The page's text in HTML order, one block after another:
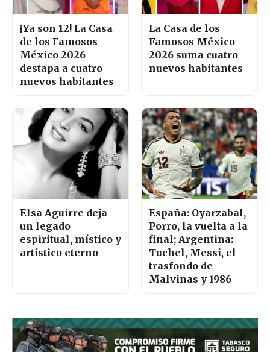
¡Ya son 12! La Casa
de los Famosos
México 2026
destapa a cuatro
nuevos habitantes
La Casa de los
Famosos México
2026 suma cuatro
nuevos habitantes
Elsa Aguirre deja
un legado
espiritual, místico y
artístico eterno
España: Oyarzabal,
Porro, la vuelta a la
final; Argentina:
Tuchel, Messi, el
trasfondo de
Malvinas y 1986